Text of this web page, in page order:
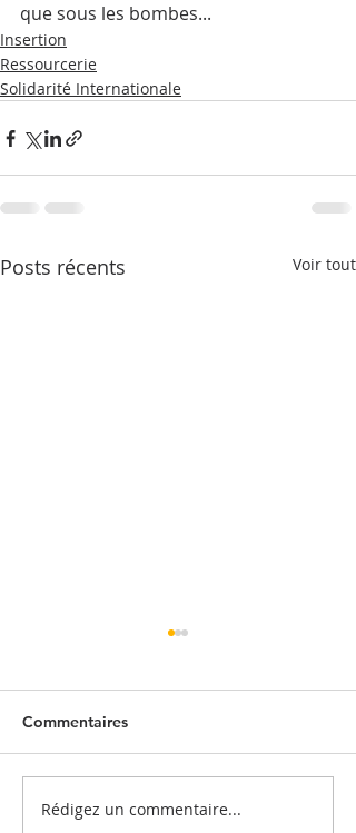
que sous les bombes...
Insertion
Ressourcerie
Solidarité Internationale
Posts récents Voir tout
Quand l'entrepôt se
Commentaires
Rédigez un commentaire...